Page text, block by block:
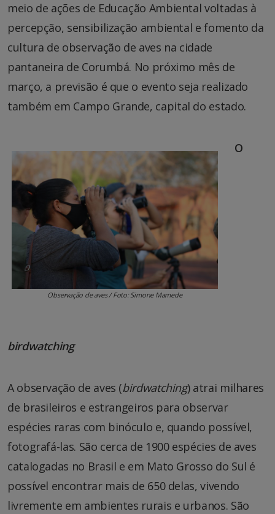
meio de ações de Educação Ambiental voltadas à
percepção, sensibilização ambiental e fomento da
cultura de observação de aves na cidade
pantaneira de Corumbá. No próximo mês de
março, a previsão é que o evento seja realizado
também em Campo Grande, capital do estado.
Observação de aves / Foto: Simone Mamede
O
birdwatching
A observação de aves (birdwatching) atrai milhares
de brasileiros e estrangeiros para observar
espécies raras com binóculo e, quando possível,
fotografá-las. São cerca de 1900 espécies de aves
catalogadas no Brasil e em Mato Grosso do Sul é
possível encontrar mais de 650 delas, vivendo
livremente em ambientes rurais e urbanos. São